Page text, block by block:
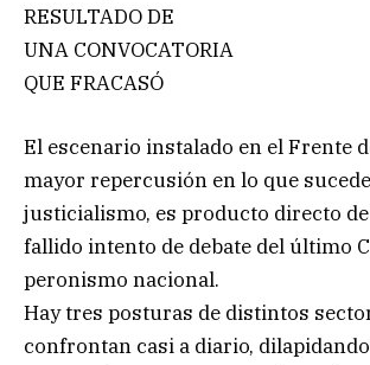
RESULTADO DE
UNA CONVOCATORIA
QUE FRACASÓ
El escenario instalado en el Frente
mayor repercusión en lo que
justicialismo, es producto directo
fallido intento de debate del último
peronismo nacional.
Hay tres posturas de distintos
confrontan casi a diario,